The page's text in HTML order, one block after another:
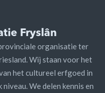
Fryslân
organisatie ter
Wij staan voor het
het cultureel erfgoed in
We delen kennis en